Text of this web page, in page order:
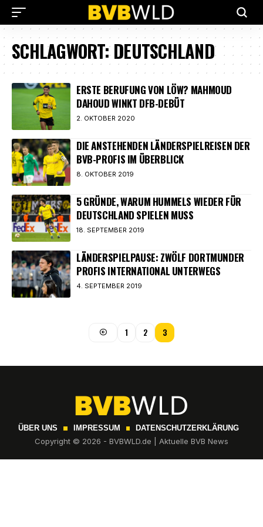
SCHLAGWORT:DEUTSCHLAND
ERSTE BERUFUNG VON LÖW? MAHMOUD
DAHOUD WINKT DFB-DEBÜT
2. OKTOBER 2020
DIE ANSTEHENDEN LÄNDERSPIELREISEN DER
BVB-PROFIS IM ÜBERBLICK
8. OKTOBER 2019
5 GRÜNDE, WARUM HUMMELS WIEDER FÜR
DEUTSCHLAND SPIELEN MUSS
18. SEPTEMBER 2019
LÄNDERSPIELPAUSE: ZWÖLF DORTMUNDER
PROFIS INTERNATIONAL UNTERWEGS
4. SEPTEMBER 2019
1 2 3
ÜBER UNS IMPRESSUM DATENSCHUTZERKLÄRUNG
Copyright © 2026 - BVBWLD.de | Aktuelle BVB News